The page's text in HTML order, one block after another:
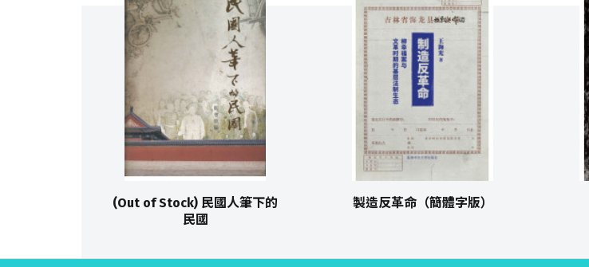
(Out of Stock) 民國人筆下的
民國
製造反革命（簡體字版）